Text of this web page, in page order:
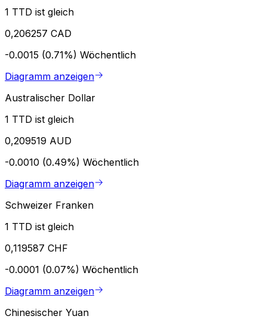
1 TTD ist gleich
0,206257 CAD
-0.0015 (0.71%) Wöchentlich
Diagramm anzeigen
Australischer Dollar
1 TTD ist gleich
0,209519 AUD
-0.0010 (0.49%) Wöchentlich
Diagramm anzeigen
Schweizer Franken
1 TTD ist gleich
0,119587 CHF
-0.0001 (0.07%) Wöchentlich
Diagramm anzeigen
Chinesischer Yuan